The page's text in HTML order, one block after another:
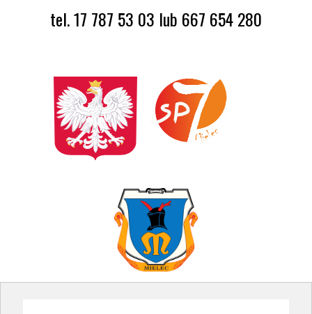
tel. 17 787 53 03 lub 667 654 280